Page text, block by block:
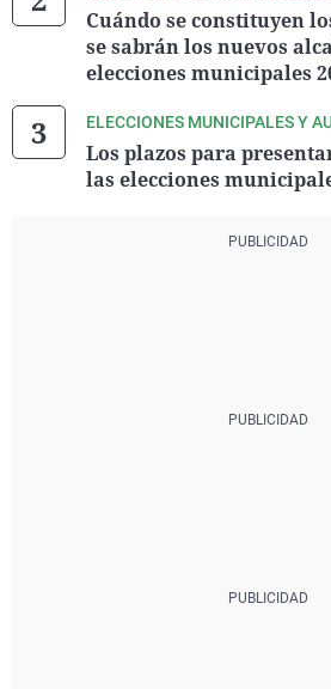
Cuándo se constituyen
se sabrán los nuevos
elecciones municipales
ELECCIONES MUNICIPALES Y
Los plazos para
las elecciones